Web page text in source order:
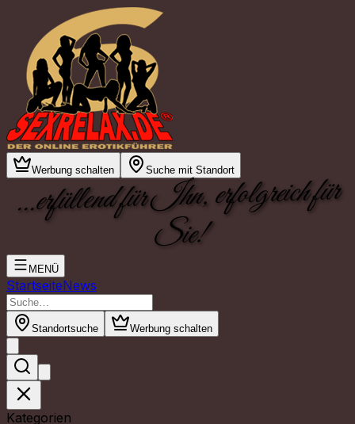
Werbung schalten Suche mit Standort
...erfüllend für Ihn, erfolgreich für
Sie!
MENÜ
StartseiteNews
Standortsuche Werbung schalten
Kategorien